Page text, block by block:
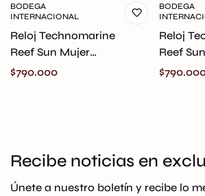
BODEGA
INTERNACIONAL
Reloj Technomarine
Reef Sun Mujer
523006 Original
Precio
$790.000
BODEGA
Reloj
Reef
523004
Precio
Recibe noticias en
Únete a nuestro boletín y recibe lo